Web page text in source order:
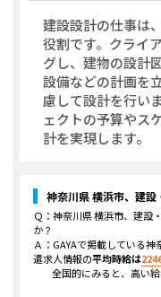
建設設計の仕事は
役割です。クライ
グし、建物の設計
設備などの計画を
慮して設計を行い
ェクトの予算やス
計を実現します。
神奈川県 横浜市、建設
Ｑ： 神奈川県 横浜市、建設
か？
Ａ：GAYAで掲載している神
遣求人情報の平均時給は
全国的にみると、高い